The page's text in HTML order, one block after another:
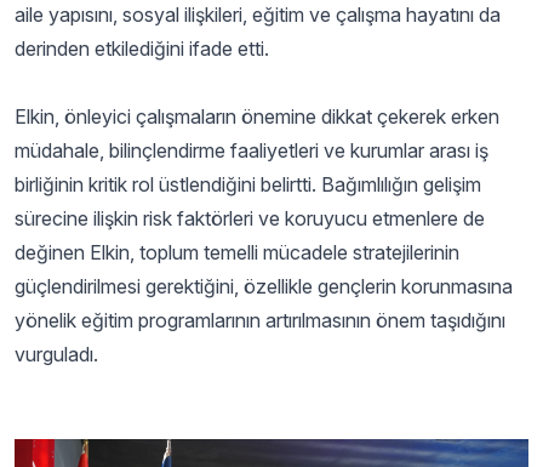
aile yapısını, sosyal ilişkileri, eğitim ve çalışma hayatını da
derinden etkilediğini ifade etti.
Elkin, önleyici çalışmaların önemine dikkat çekerek erken
müdahale, bilinçlendirme faaliyetleri ve kurumlar arası iş
birliğinin kritik rol üstlendiğini belirtti. Bağımlılığın gelişim
sürecine ilişkin risk faktörleri ve koruyucu etmenlere de
değinen Elkin, toplum temelli mücadele stratejilerinin
güçlendirilmesi gerektiğini, özellikle gençlerin korunmasına
yönelik eğitim programlarının artırılmasının önem taşıdığını
vurguladı.